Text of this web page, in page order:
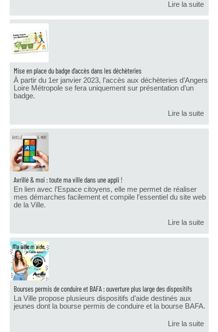
Lire la suite
Mise en place du badge d’accès dans les déchèteries
À partir du 1er janvier 2023, l’accès aux déchèteries d’Angers
Loire Métropole se fera uniquement sur présentation d’un
badge.
Lire la suite
Avrillé & moi : toute ma ville dans une appli !
En lien avec l’Espace citoyens, elle me permet de réaliser
mes démarches facilement et compile l’essentiel du site web
de la Ville.
Lire la suite
Bourses permis de conduire et BAFA : ouverture plus large des dispositifs
La Ville propose plusieurs dispositifs d’aide destinés aux
jeunes dont la bourse permis de conduire et la bourse BAFA.
Lire la suite